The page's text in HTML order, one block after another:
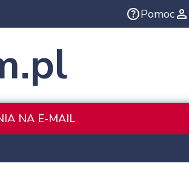
Pomoc
NA E-MAIL